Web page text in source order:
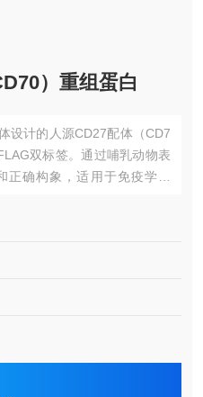
）重组蛋白
设计的人源CD27配体（CD7
双标签。通过哺乳动物表
确构象，适用于免疫学研